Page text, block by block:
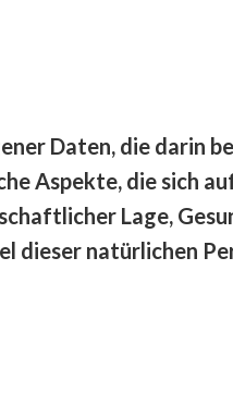
Daten, die darin
Aspekte, die sich
Lage,
natürlichen